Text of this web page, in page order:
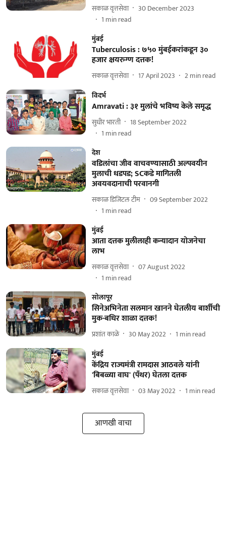
सकाळ वृत्तसेवा
30 December 2023
1 min read
मुंबई
Tuberculosis : ७५० मुंबईकरांकडून ३०
हजार क्षयरुग्ण दत्तक!
सकाळ वृत्तसेवा 17 April 2023 2min read
विदर्भ
Amravati : ३१ मुलांचे भविष्य केले समृद्ध
सुधीर भारती
18 September 2022
1 min read
देश
वडिलांचा जीव वाचवण्यासाठी अल्पवयीन
मुलाची धडपड; SCकडे मागितली
अवयवदानाची परवानगी
सकाळ डिजिटल टीम
09 September 2022
1 min read
मुंबई
आता दत्तक मुलीलाही कन्यादान योजनेचा
लाभ
सकाळ वृत्तसेवा
07 August 2022
1 min read
सोलापूर
सिनेअभिनेता सलमान खानने घेतलीय बार्शीची
मुक-बधिर शाळा दत्तक!
प्रशांत काळे 30 May 2022 1 min read
मुंबई
केंद्रिय राज्यमंत्री रामदास आठवले यांनी
'बिबळ्या वाघ' (पँथर) घेतला दत्तक
सकाळ वृत्तसेवा 03 May 2022 1 min read
आणखी वाचा